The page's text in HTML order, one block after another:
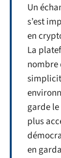
Un
s’est
en
La
nombre
garde
plus
en